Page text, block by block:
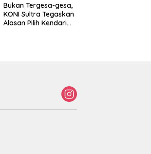
Bukan Tergesa-gesa,
KONI Sultra Tegaskan
Alasan Pilih Kendari